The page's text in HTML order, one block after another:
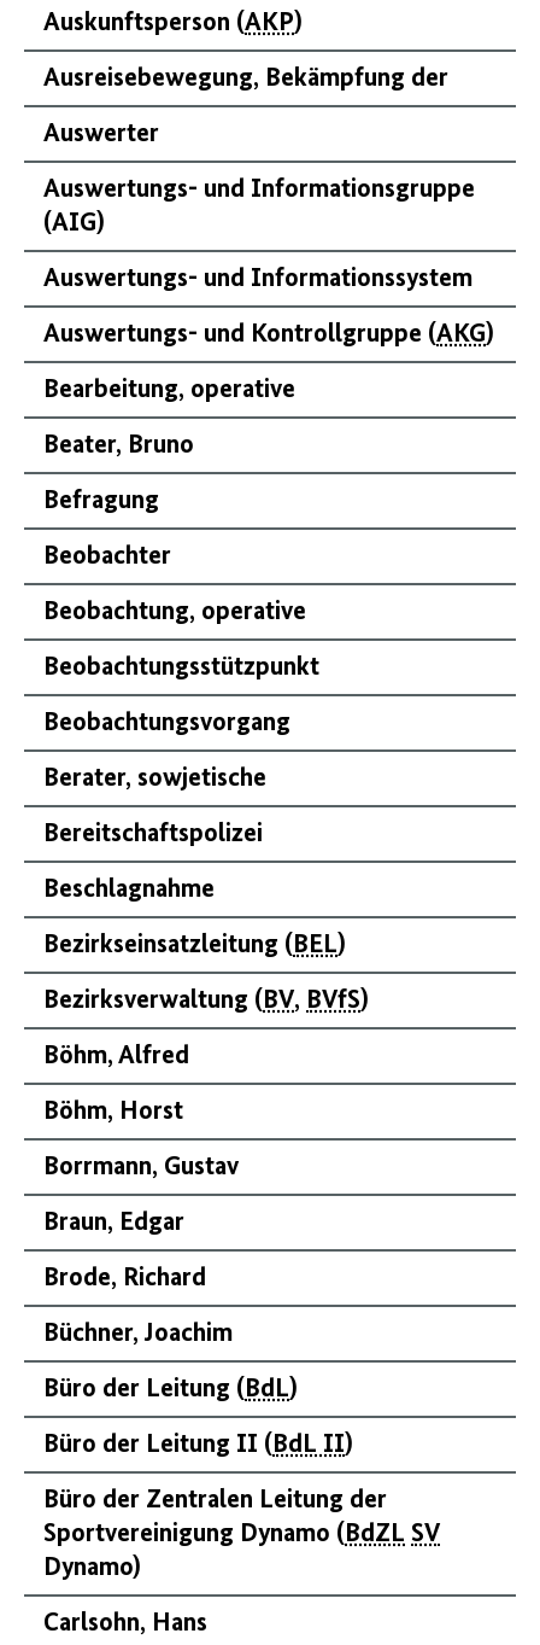
Auskunftsperson (AKP)
Ausreisebewegung, Bekämpfung der
Auswerter
Auswertungs- und Informationsgruppe
(AIG)
Auswertungs- und Informationssystem
Auswertungs- und Kontrollgruppe (AKG)
Bearbeitung, operative
Beater, Bruno
Befragung
Beobachter
Beobachtung, operative
Beobachtungsstützpunkt
Beobachtungsvorgang
Berater, sowjetische
Bereitschaftspolizei
Beschlagnahme
Bezirkseinsatzleitung ( BEL)
Bezirksverwaltung ( BV, BVfS)
Böhm, Alfred
Böhm, Horst
Borrmann, Gustav
Braun, Edgar
Brode, Richard
Büchner, Joachim
Büro der Leitung ( BdL)
Büro der Leitung II ( BdL II)
Büro der Zentralen Leitung der
Sportvereinigung Dynamo ( BdZL SV
Dynamo)
Carlsohn, Hans